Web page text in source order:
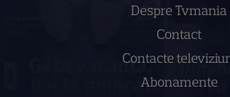
Despre Tvmania
Contact
Contacte
Abonamente